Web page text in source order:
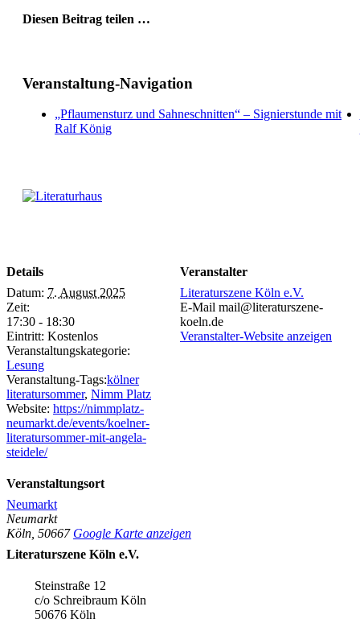
Diesen Beitrag teilen …
Veranstaltung-Navigation
„Pflaumensturz und Sahneschnitten“ – Signierstunde mit
Ralf König
Details
Datum: 7. August 2025
Zeit:
17:30 - 18:30
Eintritt: Kostenlos
Veranstaltungskategorie:
Lesung
Veranstaltung-Tags:kölner
literatursommer, Nimm Platz
Website: https://nimmplatz-
neumarkt.de/events/koelner-
literatursommer-mit-angela-
steidele/
Veranstaltungsort
Neumarkt
Neumarkt
Köln 50667 Google Karte anzeigen
Veranstalter
Literaturszene Köln e.V.
E-Mail mail@literaturszene-
koeln.de
Veranstalter-Website anzeigen
Literaturszene Köln e.V.
Steinstraße 12
c/o Schreibraum Köln
50676 Köln